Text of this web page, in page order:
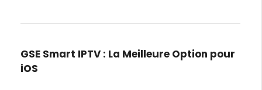
GSE Smart IPTV : La Meilleure Option pour
iOS